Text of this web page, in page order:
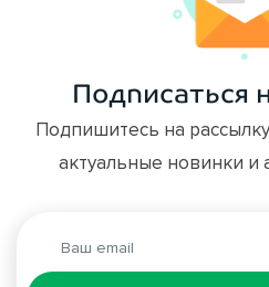
Подписаться
Подпишитесь на
актуальные новинки и